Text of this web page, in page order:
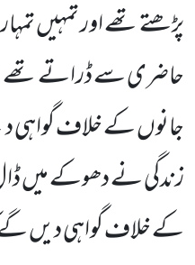
پڑھتے تھے اور تمہیں
حاضری سے ڈراتے
جانوں کے خلاف گواہی
زندگی نے دھوکے میں ڈال
کے خلاف گواہی دیں گے